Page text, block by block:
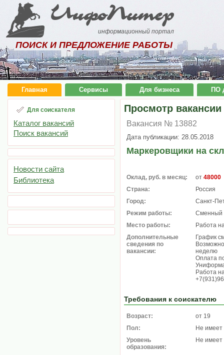
ИнфоПитер
информационный портал
ПОИСК И ПРЕДЛОЖЕНИЕ РАБОТЫ
Главная Сервисы Для бизнеса ПО
Для соискателя
Каталог вакансий
Поиск вакансий
Новости сайта
Библиотека
Просмотр вакансии
Вакансия № 13882
Дата публикации: 28.05.2018
Маркеровщики на
Оклад, руб. в месяц: от 48000
Страна:
Россия
Город:
Санкт-
Режим работы:
Сменный
Место работы:
Работа
Дополнительные
сведения по
вакансии:
График
неделю
Оплата
Работа
Требования к соискателю
Возраст:
от 19
Пол:
Не имеет
Уровень
образования:
Не имеет